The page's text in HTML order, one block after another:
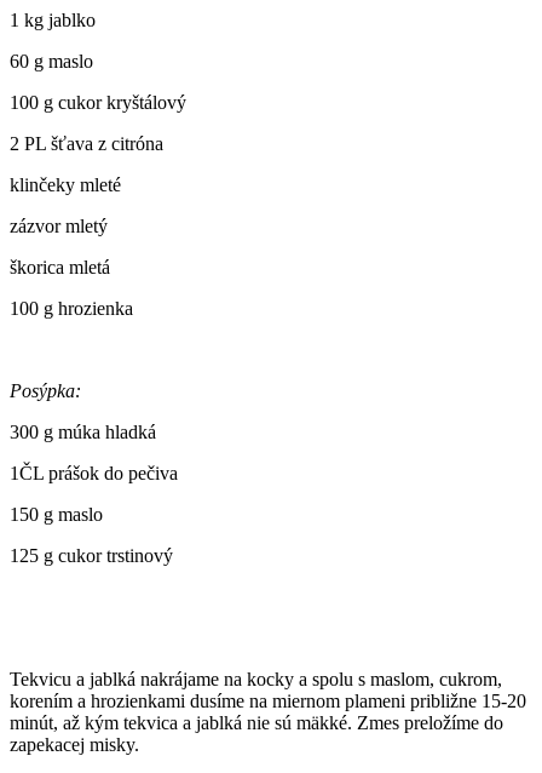
1 kg jablko
60 g maslo
100 g cukor kryštálový
2 PL šťava z citróna
klinčeky mleté
zázvor mletý
škorica mletá
100 g hrozienka
Posýpka:
300 g múka hladká
1ČL prášok do pečiva
150 g maslo
125 g cukor trstinový
Tekvicu a jablká nakrájame na kocky a spolu s maslom, cukrom,
korením a hrozienkami dusíme na miernom plameni približne 15-20
minút, až kým tekvica a jablká nie sú mäkké. Zmes preložíme do
zapekacej misky.